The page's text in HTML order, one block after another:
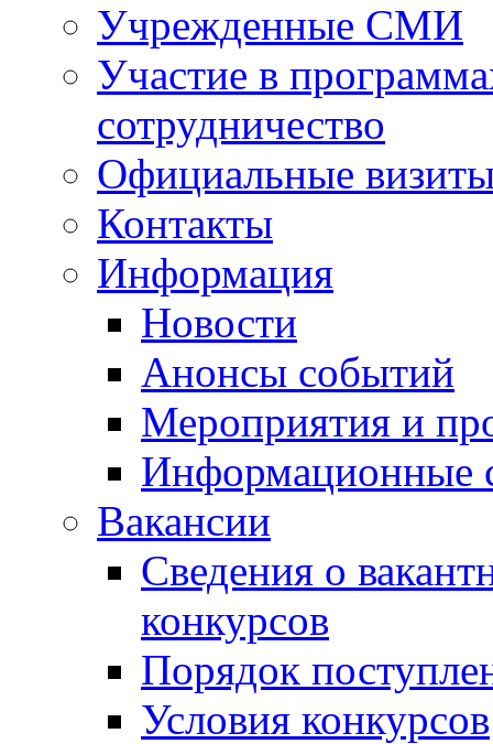
Учрежденные СМИ
Участие в
сотрудничество
Официальные
Контакты
Информация
Новости
Анонсы событий
Мероприятия и
Информационные
Вакансии
Сведения о
конкурсов
Порядок
Условия конкурсов